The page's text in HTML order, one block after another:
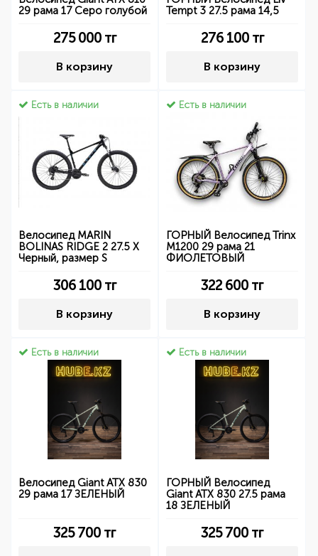
29 рама 17 Серо голубой
275 000тг
В корзину
Tempt 3 27.5 рама 14,5
276 100тг
В корзину
Есть в наличии
Велосипед MARIN
BOLINAS RIDGE 2 27.5 X
Черный, размер S
306 100тг
В корзину
Есть в наличии
ГОРНЫЙ Велосипед Trinx
M1200 29 рама 21
ФИОЛЕТОВЫЙ
322 600 тг
В корзину
Есть в наличии
Велосипед Giant ATX 830
29 рама 17 ЗЕЛЕНЫЙ
325 700 тг
Есть в наличии
ГОРНЫЙ Велосипед
Giant ATX 830 27.5 рама
18 ЗЕЛЕНЫЙ
325 700 тг